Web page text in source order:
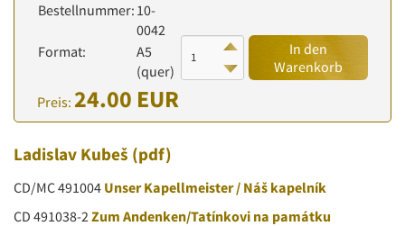
Bestellnummer: 10-
0042
Format:
A5
(quer)
Preis: 24.00 EUR
In den
Warenkorb
Ladislav Kubeš (pdf)
CD/MC 491004 Unser Kapellmeister / Náš kapelník
CD 491038-2Zum Andenken/Tatínkovi na památku